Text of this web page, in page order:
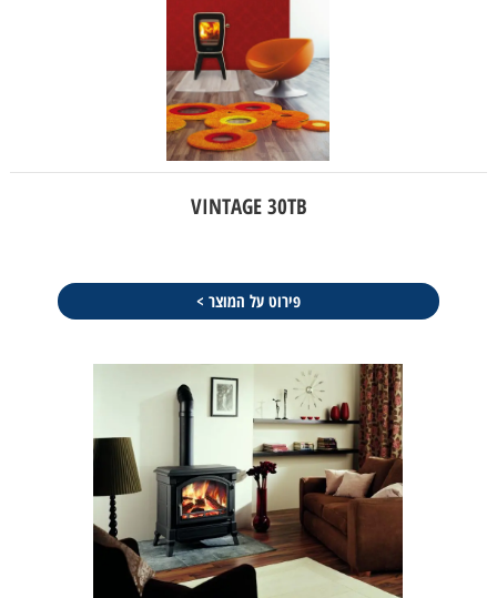
VINTAGE 30TB
פירוט על המוצר >